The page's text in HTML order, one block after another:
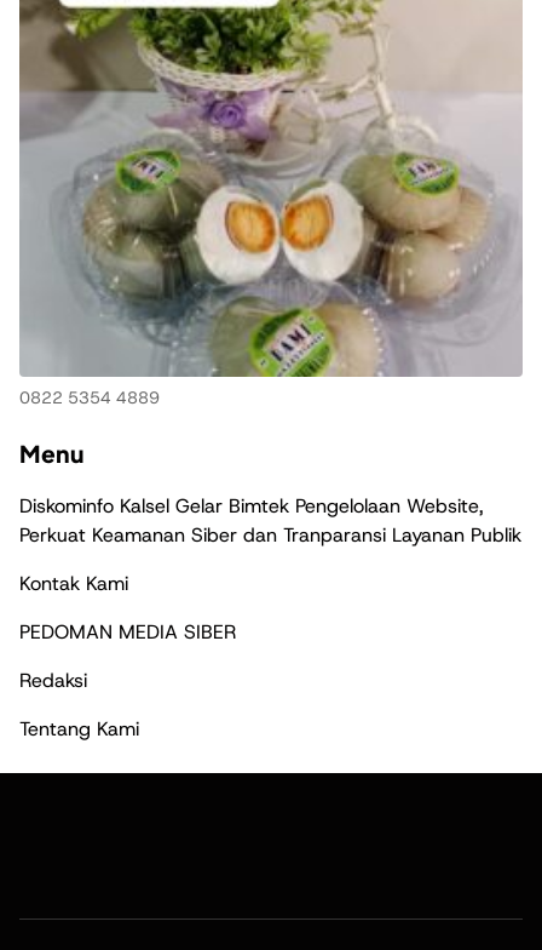
0822 5354 4889
Menu
Diskominfo Kalsel Gelar Bimtek Pengelolaan Website,
Perkuat Keamanan Siber dan Tranparansi Layanan Publik
Kontak Kami
PEDOMAN MEDIA SIBER
Redaksi
Tentang Kami